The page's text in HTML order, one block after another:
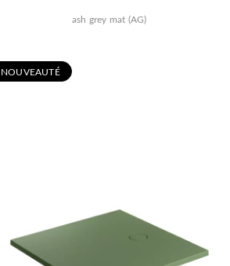
ash grey mat (AG)
NOUVEAUTÉ